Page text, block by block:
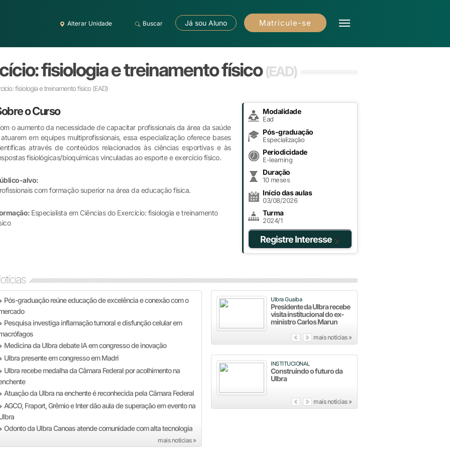
Alterar Unidade Buscar Já sou Aluno Matricule-se
fisiologia e treinamento físico(EAD)
fisiologia e treinamento físico (EAD)
o Curso
o aumento da necessidade de capacitar profissionais da área da saúde
em equipes multiprofissionais, essa especialização oferece bases
através de conteúdos relacionados às ciências esportivas e às
fisiológicas/bioquímicas vinculadas ao esporte e exercício físico.
alvo:
com formação superior na área da educação física.
Especialista em Ciências do Exercício: fisiologia e treinamento
Modalidade
Ead
Pós-graduação
Especialização
Periodicidade
E-learning
Duração
10 meses
Início das aulas
03/08/2026
Turma
2024/1
Registre Interesse
Pós-graduação reúne educação de excelência e conexão com o
Pesquisa investiga inflamação tumoral e disfunção celular em
Medicina da Ulbra debate IA em congresso de inovação
Ulbra presente em congresso em Madri
Ulbra recebe medalha da Câmara Federal por acolhimento na
Atuação da Ulbra na enchente é reconhecida pela Câmara Federal
AGCO, Fraport, Grêmio e Inter dão aula de superação em evento na
Odonto da Ulbra Canoas atende comunidade com alta tecnologia
mais notícias »
Ulbra Guaíba
Presidente da Ulbra recebe
visita institucional do ex-
ministro Carlos Marun
mais notícias »
INSTITUCIONAL
Construindo o futuro da
Ulbra
mais notícias »